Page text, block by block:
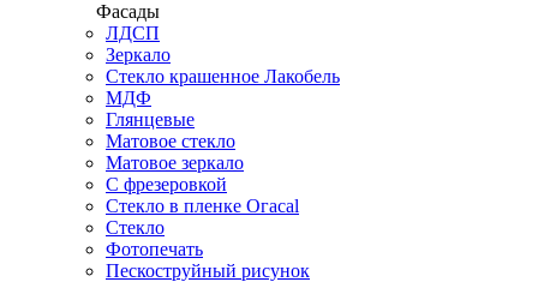
Фасады
ЛДСП
Зеркало
Стекло крашенное Лакобель
МДФ
Глянцевые
Матовое стекло
Матовое зеркало
С фрезеровкой
Стекло в пленке Огасаl
Стекло
Фотопечать
Пескоструйный рисунок